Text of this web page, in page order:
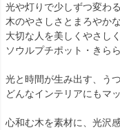
光や灯りで少しずつ変わ
木のやさしさとまろやか
大切な人を美しくやさし
ソウルプチポット・きらら
光と時間が生み出す、う
どんなインテリアにもマ
心和む木を素材に、光沢